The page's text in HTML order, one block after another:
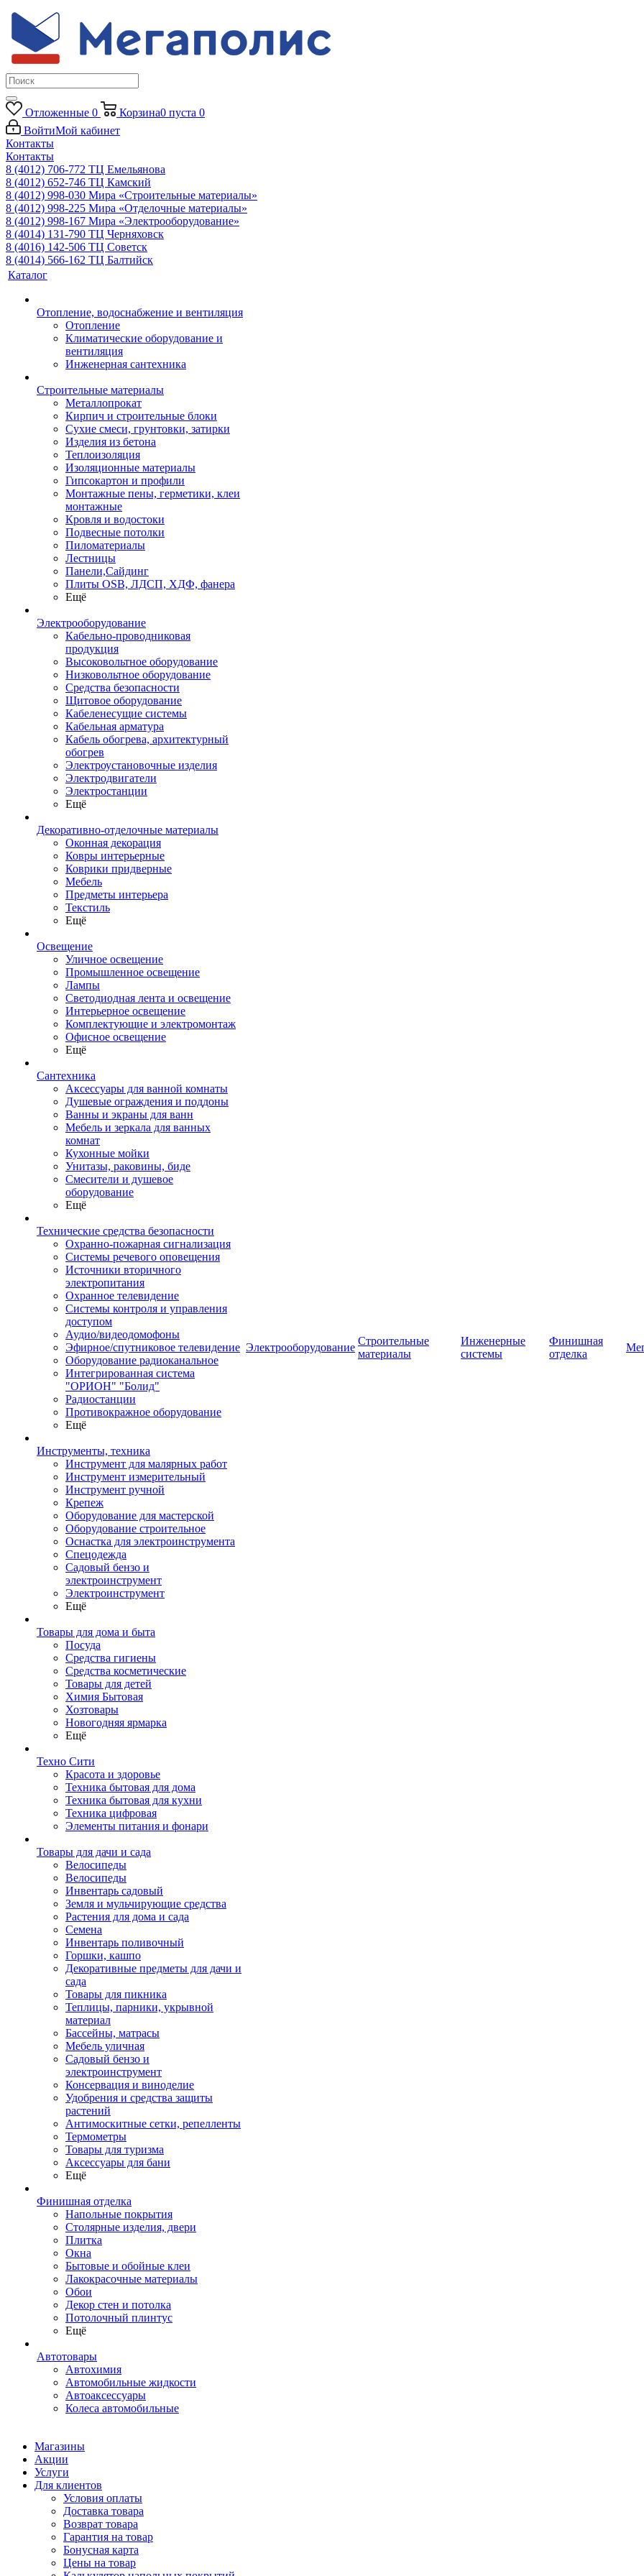
Отложенные 0 Корзина0 пуста 0
ВойтиМой кабинет
Контакты
Контакты
8 (4012) 706-772 ТЦ Емельянова
8 (4012) 652-746 ТЦ Камский
8 (4012) 998-030 Мира «Строительные материалы»
8 (4012) 998-225 Мира «Отделочные материалы»
8 (4012) 998-167 Мира «Электрооборудование»
8 (4014) 131-790 ТЦ Черняховск
8 (4016) 142-506 ТЦ Советск
8 (4014) 566-162 ТЦ Балтийск
Каталог
Отопление, водоснабжение и вентиляция
Отопление
Климатические оборудование и
вентиляция
Инженерная сантехника
Строительные материалы
Металлопрокат
Кирпич и строительные блоки
Сухие смеси, грунтовки, затирки
Изделия из бетона
Теплоизоляция
Изоляционные материалы
Гипсокартон и профили
Монтажные пены, герметики, клеи
монтажные
Кровля и водостоки
Подвесные потолки
Пиломатериалы
Лестницы
Панели,Сайдинг
Плиты OSB, ЛДСП, ХДФ, фанера
Ещё
Электрооборудование
Кабельно-проводниковая
продукция
Высоковольтное оборудование
Низковольтное оборудование
Средства безопасности
Щитовое оборудование
Кабеленесущие системы
Кабельная арматура
Кабель обогрева, архитектурный
обогрев
Электроустановочные изделия
Электродвигатели
Электростанции
Ещё
Декоративно-отделочные материалы
Оконная декорация
Ковры интерьерные
Коврики придверные
Мебель
Предметы интерьера
Текстиль
Ещё
Освещение
Уличное освещение
Промышленное освещение
Лампы
Светодиодная лента и освещение
Интерьерное освещение
Комплектующие и электромонтаж
Офисное освещение
Ещё
Сантехника
Аксессуары для ванной комнаты
Душевые ограждения и поддоны
Ванны и экраны для ванн
Мебель и зеркала для ванных
комнат
Кухонные мойки
Унитазы, раковины, биде
Смесители и душевое
оборудование
Ещё
Технические средства безопасности
Охранно-пожарная сигнализация
Системы речевого оповещения
Источники вторичного
электропитания
Охранное телевидение
Системы контроля и управления
доступом
Аудио/видеодомофоны
Эфирное/спутниковое телевидение
Оборудование радиоканальное
Интегрированная система
"ОРИОН" "Болид"
Радиостанции
Противокражное оборудование
Ещё
Инструменты, техника
Инструмент для малярных работ
Инструмент измерительный
Инструмент ручной
Крепеж
Оборудование для мастерской
Оборудование строительное
Оснастка для электроинструмента
Спецодежда
Садовый бензо и
электроинструмент
Электроинструмент
Ещё
Товары для дома и быта
Посуда
Средства гигиены
Средства косметические
Товары для детей
Химия Бытовая
Хозтовары
Новогодняя ярмарка
Ещё
Техно Сити
Красота и здоровье
Техника бытовая для дома
Техника бытовая для кухни
Техника цифровая
Элементы питания и фонари
Товары для дачи и сада
Велосипеды
Велосипеды
Инвентарь садовый
Земля и мульчирующие средства
Растения для дома и сада
Семена
Инвентарь поливочный
Горшки, кашпо
Декоративные предметы для дачи и
сада
Товары для пикника
Теплицы, парники, укрывной
материал
Бассейны, матрасы
Мебель уличная
Садовый бензо и
электроинструмент
Консервация и виноделие
Удобрения и средства защиты
растений
Антимоскитные сетки, репелленты
Термометры
Товары для туризма
Аксессуары для бани
Ещё
Финишная отделка
Напольные покрытия
Столярные изделия, двери
Плитка
Окна
Бытовые и обойные клеи
Лакокрасочные материалы
Обои
Декор стен и потолка
Потолочный плинтус
Ещё
Автотовары
Автохимия
Автомобильные жидкости
Автоаксессуары
Колеса автомобильные
Электрооборудование
Строительные
материалы
Инженерные
системы
Финишная
отделка
Магазины
Акции
Услуги
Для клиентов
Условия оплаты
Доставка товара
Возврат товара
Гарантия на товар
Бонусная карта
Цены на товар